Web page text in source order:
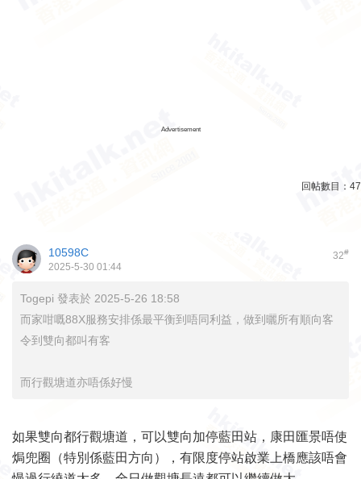
Advertisement
回帖數目： 47
32#
10598C
2025-5-30 01:44
Togepi 發表於 2025-5-26 18:58
而家咁嘅88X服務安排係最平衡到唔同利益，做到曬所有順向客
令到雙向都叫有客
而行觀塘道亦唔係好慢
如果雙向都行觀塘道，可以雙向加停藍田站，康田匯景唔使
焗兜圈（特別係藍田方向），有限度停站啟業上橋應該唔會